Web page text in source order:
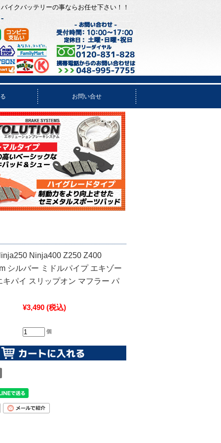
イクバッテリーの事ならお任せ下さい！！
お問い合せ
Ninja400 Z250 Z400
シルバー ミドルパイプ エキゾー
キパイ スリップオン マフラー パ
¥3,490 (税込)
個